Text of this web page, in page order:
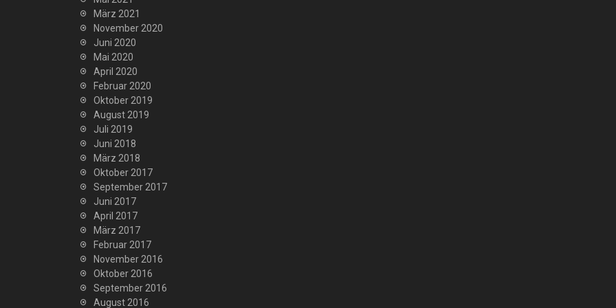
März 2021
November 2020
Juni 2020
Mai 2020
April 2020
Februar 2020
Oktober 2019
August 2019
Juli 2019
Juni 2018
März 2018
Oktober 2017
September 2017
Juni 2017
April 2017
März 2017
Februar 2017
November 2016
Oktober 2016
September 2016
August 2016